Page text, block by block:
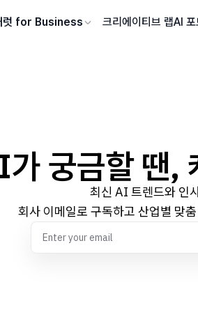
럿 for Business 크리에이티브 랩AI 포
궁금할 땐,
최신 AI 트렌드와 인
회사 이메일로 구독하고 산업별 맞